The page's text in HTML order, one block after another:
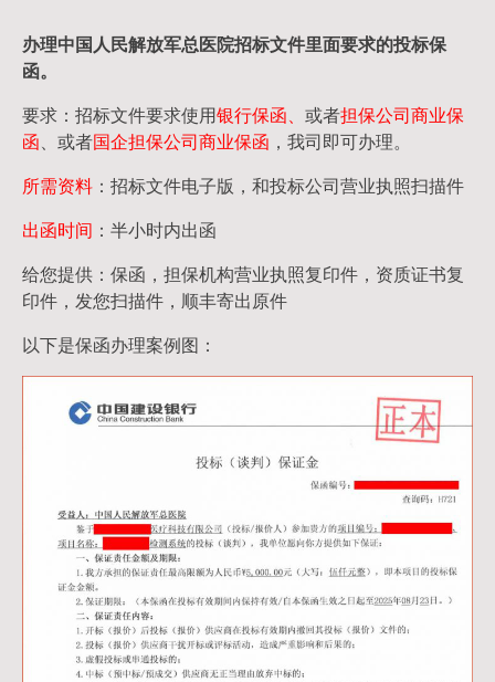
办理中国人民解放军总医院招标文件里面要求的投标保
函。
要求：招标文件要求使用银行保函、 或者担保公司商业保
函 、或者国企担保公司商业保函 ，我司即可办理。
所需资料 ：招标文件电子版，和投标公司营业执照扫描件
出函时间 ：半小时内出函
给您提供：保函，担保机构营业执照复印件，资质证书复
印件，发您扫描件，顺丰寄出原件
以下是保函办理案例图：